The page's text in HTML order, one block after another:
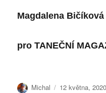
Magdalena Bičíková
pro TANEČNÍ
Autor:
Michal Publikováno:
12 května, 2020